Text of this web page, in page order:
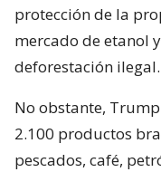
protección de la
mercado de etanol
deforestación ilegal.
No obstante,
2.100 productos
pescados, café,